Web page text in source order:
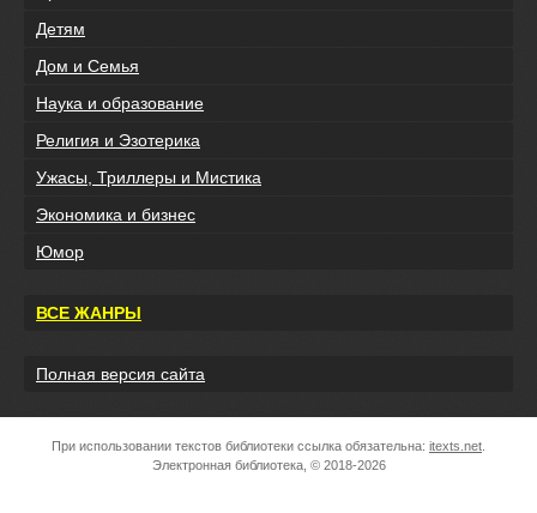
Детям
Дом и Семья
Наука и образование
Религия и Эзотерика
Ужасы, Триллеры и Мистика
Экономика и бизнес
Юмор
ВСЕ ЖАНРЫ
Полная версия сайта
При использовании текстов библиотеки ссылка обязательна: itexts.net
Электронная библиотека, © 2018-2026